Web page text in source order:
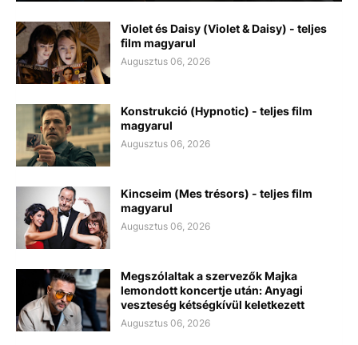
Violet és Daisy (Violet & Daisy) - teljes
film magyarul
Augusztus 06, 2026
Konstrukció (Hypnotic) - teljes film
magyarul
Augusztus 06, 2026
Kincseim (Mes trésors) - teljes film
magyarul
Augusztus 06, 2026
Megszólaltak a szervezők Majka
lemondott koncertje után: Anyagi
veszteség kétségkívül keletkezett
Augusztus 06, 2026